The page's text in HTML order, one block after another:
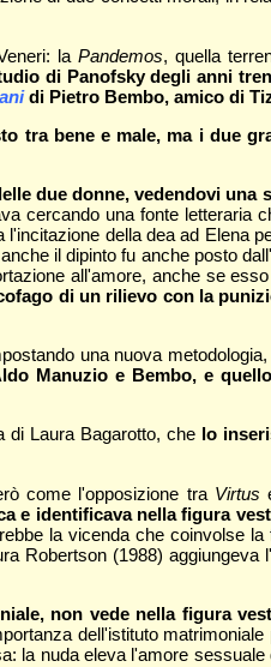
la Pandemos, quella
di Panofsky degli anni
di Pietro Bembo, amico di
tra bene e male, ma i due
due donne, vedendovi una
cercando una fonte letteraria
della dea ad Elena
il dipinto fu anche posto
all'amore, anche se
di un rilievo con la
una nuova
Manuzio e Bembo, e
di Laura Bagarotto, che lo
come l'opposizione tra Virtus
e identificava nella figura
la vicenda che coinvolse
Robertson (1988) aggiungeva
non vede nella figura
dell'istituto
la nuda eleva l'amore